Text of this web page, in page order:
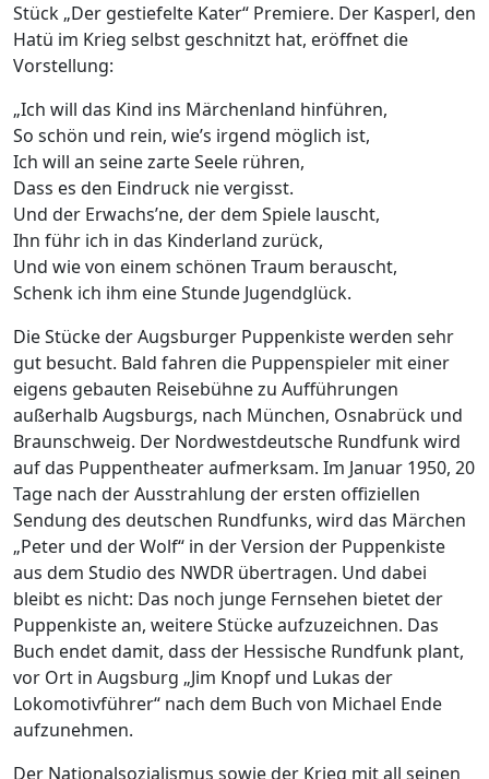
Stück „Der gestiefelte Kater“ Premiere. Der Kasperl, den
Hatü im Krieg selbst geschnitzt hat, eröffnet die
Vorstellung:
„Ich will das Kind ins Märchenland hinführen,
So schön und rein, wie’s irgend möglich ist,
Ich will an seine zarte Seele rühren,
Dass es den Eindruck nie vergisst.
Und der Erwachs’ne, der dem Spiele lauscht,
Ihn führ ich in das Kinderland zurück,
Und wie von einem schönen Traum berauscht,
Schenk ich ihm eine Stunde Jugendglück.
Die Stücke der Augsburger Puppenkiste werden sehr
gut besucht. Bald fahren die Puppenspieler mit einer
eigens gebauten Reisebühne zu Aufführungen
außerhalb Augsburgs, nach München, Osnabrück und
Braunschweig. Der Nordwestdeutsche Rundfunk wird
auf das Puppentheater aufmerksam. Im Januar 1950, 20
Tage nach der Ausstrahlung der ersten offiziellen
Sendung des deutschen Rundfunks, wird das Märchen
„Peter und der Wolf“ in der Version der Puppenkiste
aus dem Studio des NWDR übertragen. Und dabei
bleibt es nicht: Das noch junge Fernsehen bietet der
Puppenkiste an, weitere Stücke aufzuzeichnen. Das
Buch endet damit, dass der Hessische Rundfunk plant,
vor Ort in Augsburg „Jim Knopf und Lukas der
Lokomotivführer“ nach dem Buch von Michael Ende
aufzunehmen.
Der Nationalsozialismus sowie der Krieg mit all seinen